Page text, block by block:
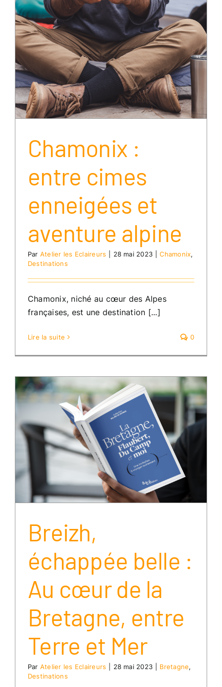
Chamonix :
entre cimes
enneigées et
aventure alpine
Par Atelier les Eclaireurs 28 mai 2023 Chamonix,
Destinations
Chamonix, niché au cœur des Alpes
françaises, est une destination [...]
Lire la suite 0
Breizh,
échappée belle :
Au cœur de la
Bretagne, entre
Terre et Mer
Par Atelier les Eclaireurs 28 mai 2023 Bretagne,
Destinations